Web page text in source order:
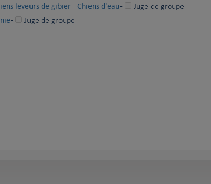
leveurs de gibier - Chiens d'eau- Juge de groupe
- Juge de groupe